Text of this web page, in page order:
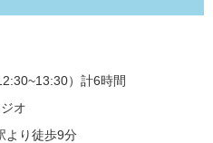
）計6時間
オ
より徒歩9分